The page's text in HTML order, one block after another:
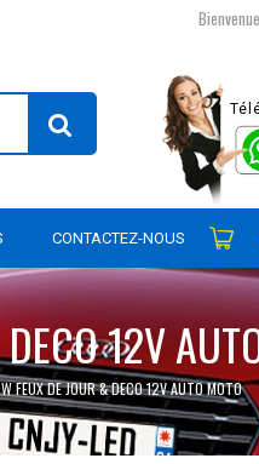
CONTACTEZ-NOUS
12V
FEUX DE JOUR & DECO 12V AUTO MOTO